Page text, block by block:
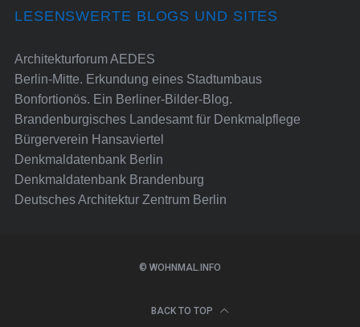
LESENSWERTE BLOGS UND SITES
Architekturforum AEDES
Berlin-Mitte. Erkundung eines Stadtumbaus
Bonfortionös. Ein Berliner-Bilder-Blog.
Brandenburgisches Landesamt für Denkmalpflege
Bürgerverein Hansaviertel
Denkmaldatenbank Berlin
Denkmaldatenbank Brandenburg
Deutsches Architektur Zentrum Berlin
© WOHNMAL.INFO
BACK TO TOP